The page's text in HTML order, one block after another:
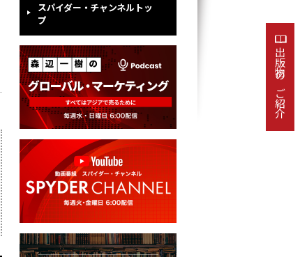
出版物のご紹介
スパイダー・チャンネルトッ
プ